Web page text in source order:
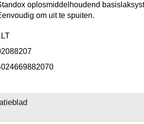
oplosmiddelhoudend
om uit te spuiten.